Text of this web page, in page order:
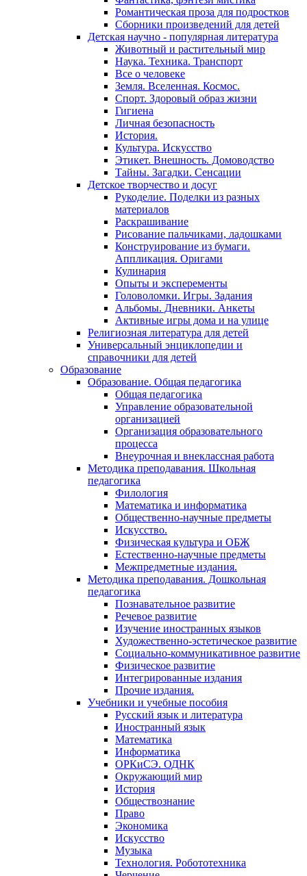
Романтическая проза для подростков
Сборники произведений для детей
Детская научно - популярная литература
Животный и растительный мир
Наука. Техника. Транспорт
Все о человеке
Земля. Вселенная. Космос.
Спорт. Здоровый образ жизни
Гигиена
Личная безопасность
История.
Культура. Искусство
Этикет. Внешность. Домоводство
Тайны. Загадки. Сенсации
Детское творчество и досуг
Рукоделие. Поделки из разных
материалов
Раскрашивание
Рисование пальчиками, ладошками
Конструирование из бумаги.
Аппликация. Оригами
Кулинария
Опыты и эксперементы
Головоломки. Игры. Задания
Альбомы. Дневники. Анкеты
Активные игры дома и на улице
Религиозная литература для детей
Универсальный энциклопедии и
справочники для детей
Образование
Образование. Общая педагогика
Общая педагогика
Управление образовательной
организацией
Организация образовательного
процесса
Внеурочная и внеклассная работа
Методика преподавания. Школьная
педагогика
Филология
Математика и информатика
Общественно-научные предметы
Искусство.
Физическая культура и ОБЖ
Естественно-научные предметы
Межпредметные издания.
Методика преподавания. Дошкольная
педагогика
Познавательное развитие
Речевое развитие
Изучение иностранных языков
Художественно-эстетическое развитие
Социально-коммуникативное развитие
Физическое развитие
Интегрированные издания
Прочие издания.
Учебники и учебные пособия
Русский язык и литература
Иностранный язык
Математика
Информатика
ОРКиСЭ. ОДНК
Окружающий мир
История
Обществознание
Право
Экономика
Искусство
Музыка
Технология. Робототехника